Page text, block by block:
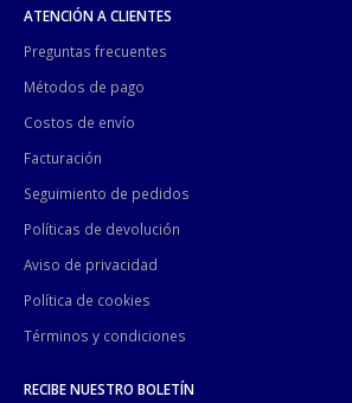
ATENCIÓN A CLIENTES
Preguntas frecuentes
Métodos de pago
Costos de envío
Facturación
Seguimiento de pedidos
Políticas de devolución
Aviso de privacidad
Política de cookies
Términos y condiciones
RECIBE NUESTRO BOLETÍN